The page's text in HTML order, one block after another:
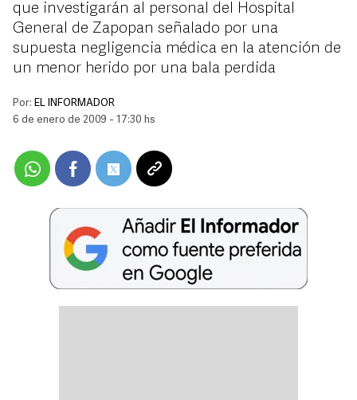
que investigarán al personal del Hospital
General de Zapopan señalado por una
supuesta negligencia médica en la atención de
un menor herido por una bala perdida
Por: EL INFORMADOR
6 de enero de 2009 - 17:30 hs